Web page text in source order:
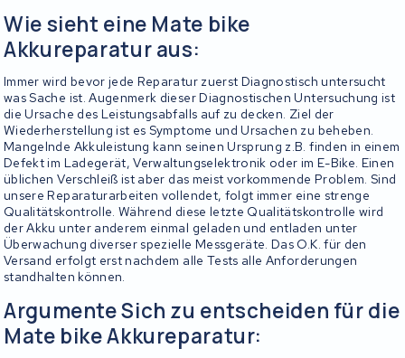
Wie sieht eine Mate bike
Akkureparatur aus:
Immer wird bevor jede Reparatur zuerst Diagnostisch untersucht
was Sache ist. Augenmerk dieser Diagnostischen Untersuchung ist
die Ursache des Leistungsabfalls auf zu decken. Ziel der
Wiederherstellung ist es Symptome und Ursachen zu beheben.
Mangelnde Akkuleistung kann seinen Ursprung z.B. finden in einem
Defekt im Ladegerät, Verwaltungselektronik oder im E-Bike. Einen
üblichen Verschleiß ist aber das meist vorkommende Problem. Sind
unsere Reparaturarbeiten vollendet, folgt immer eine strenge
Qualitätskontrolle. Während diese letzte Qualitätskontrolle wird
der Akku unter anderem einmal geladen und entladen unter
Überwachung diverser spezielle Messgeräte. Das O.K. für den
Versand erfolgt erst nachdem alle Tests alle Anforderungen
standhalten können.
Argumente Sich zu entscheiden für die
Mate bike Akkureparatur: